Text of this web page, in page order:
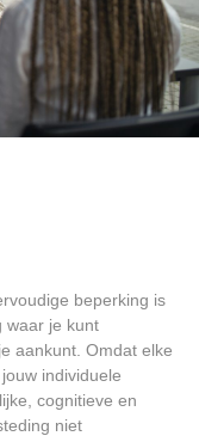
beperking is
waar je kunt
aankunt. Omdat elke
individuele
cognitieve en
niet